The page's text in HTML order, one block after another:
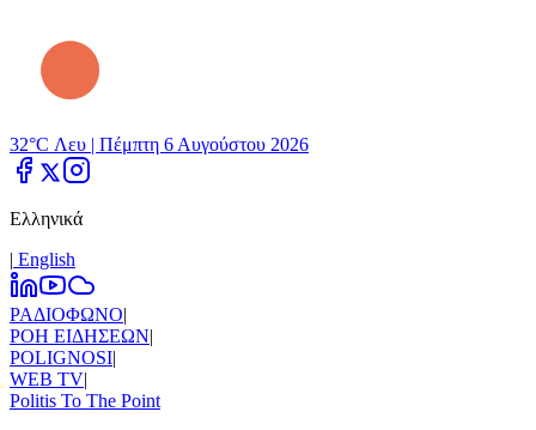
32°C Λευ | Πέμπτη 6 Αυγούστου 2026
Ελληνικά
| Εnglish
ΡΑΔΙΟΦΩΝΟ|
ΡΟΗ ΕΙΔΗΣΕΩΝ|
POLIGNOSI|
WEB TV|
Politis To The Point